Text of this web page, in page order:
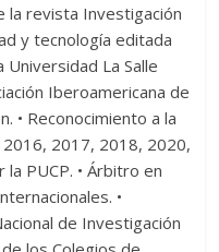
la revista Investigación
y tecnología editada
La Salle
Iberoamericana de
• Reconocimiento a la
2017, 2018, 2020,
PUCP. • Árbitro en
•
de Investigación